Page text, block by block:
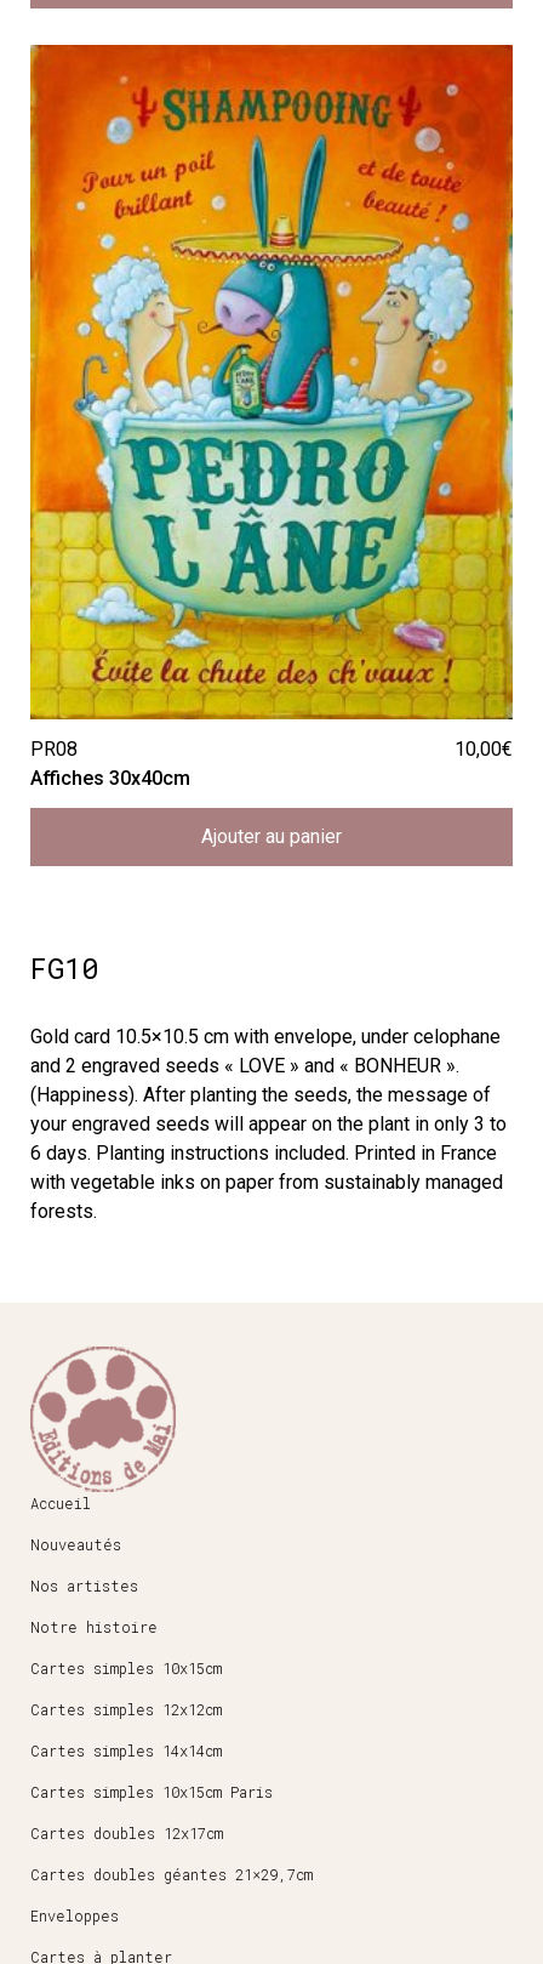
PR08 10,00€
Affiches 30x40cm
Ajouter au panier
FG10
Gold card 10.5×10.5 cm with envelope, under celophane
and 2 engraved seeds « LOVE » and « BONHEUR ».
(Happiness). After planting the seeds, the message of
your engraved seeds will appear on the plant in only 3 to
6 days. Planting instructions included. Printed in France
with vegetable inks on paper from sustainably managed
forests.
Accueil
Nouveautés
Nos artistes
Notre histoire
Cartes simples 10x15cm
Cartes simples 12x12cm
Cartes simples 14x14cm
Cartes simples 10x15cm Paris
Cartes doubles 12x17cm
Cartes doubles géantes 21×29,7cm
Enveloppes
Cartes à planter